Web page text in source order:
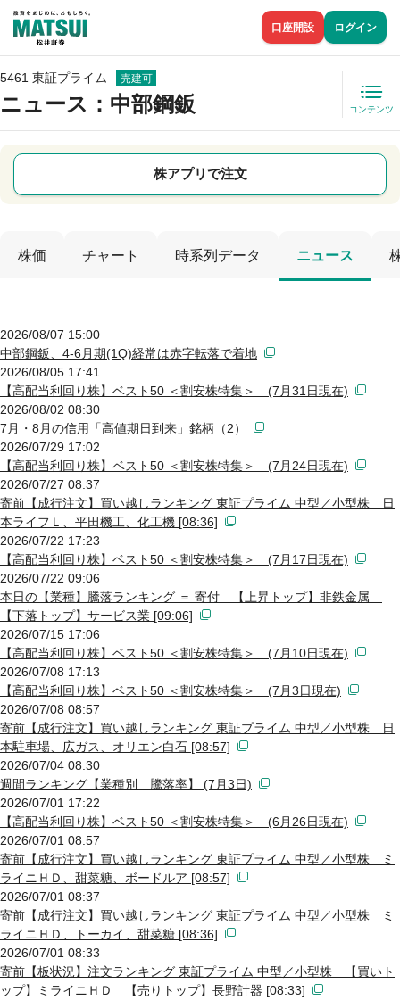
口座開設 ログイン
5461 東証プライム 売建可
ニュース ：中部鋼鈑 コンテンツ
株アプリで注文
株価 チャート 時系列データ ニュース
2026/08/07 15:00
中部鋼鈑、4-6月期(1Q)経常は赤字転落で着地
2026/08/05 17:41
【高配当利回り株】ベスト50 ＜割安株特集＞ (7月31日現在)
2026/08/02 08:30
7月・8月の信用「高値期日到来」銘柄（2）
2026/07/29 17:02
【高配当利回り株】ベスト50 ＜割安株特集＞ (7月24日現在)
2026/07/27 08:37
寄前【成行注文】買い越しランキング 東証プライム 中型／小型株 日
本ライフＬ、平田機工、化工機 [08:36]
2026/07/22 17:23
【高配当利回り株】ベスト50 ＜割安株特集＞ (7月17日現在)
2026/07/22 09:06
本日の【業種】騰落ランキング ＝ 寄付 【上昇トップ】非鉄金属
【下落トップ】サービス業 [09:06]
2026/07/15 17:06
【高配当利回り株】ベスト50 ＜割安株特集＞ (7月10日現在)
2026/07/08 17:13
【高配当利回り株】ベスト50 ＜割安株特集＞ (7月3日現在)
2026/07/08 08:57
寄前【成行注文】買い越しランキング 東証プライム 中型／小型株 日
本駐車場、広ガス、オリエン白石 [08:57]
2026/07/04 08:30
週間ランキング【業種別 騰落率】 (7月3日)
2026/07/01 17:22
【高配当利回り株】ベスト50 ＜割安株特集＞ (6月26日現在)
2026/07/01 08:57
寄前【成行注文】買い越しランキング 東証プライム 中型／小型株 ミ
ライニＨＤ、甜菜糖、ボードルア [08:57]
2026/07/01 08:37
寄前【成行注文】買い越しランキング 東証プライム 中型／小型株 ミ
ライニＨＤ、トーカイ、甜菜糖 [08:36]
2026/07/01 08:33
寄前【板状況】注文ランキング 東証プライム 中型／小型株 【買いト
ップ】ミライニＨＤ 【売りトップ】長野計器 [08:33]